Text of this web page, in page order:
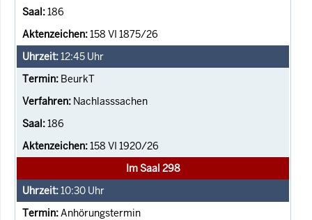
186
158 VI 1875/26
12:45 Uhr
BeurkT
Nachlasssachen
186
158 VI 1920/26
Im Saal 298
10:30 Uhr
Anhörungstermin